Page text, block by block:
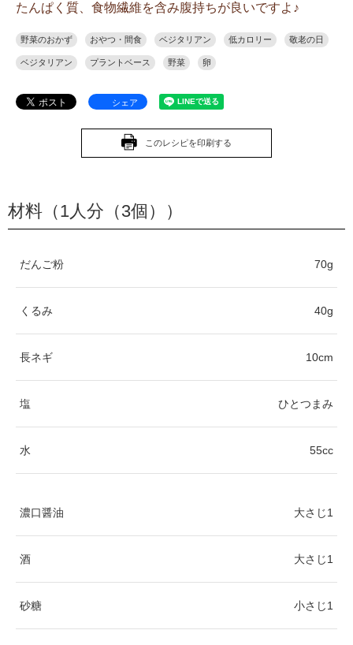
たんぱく質、食物繊維を含み腹持ちが良いですよ♪
野菜のおかず おやつ・間食 ベジタリアン 低カロリー 敬老の日
ベジタリアン プラントベース 野菜 卵
シェア
このレシピを印刷する
材料（1人分（3個））
だんご粉 70g
くるみ 40g
長ネギ 10cm
塩 ひとつまみ
水 55cc
濃口醤油 大さじ1
酒 大さじ1
砂糖 小さじ1